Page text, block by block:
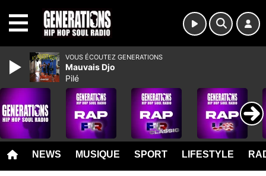
NEWS MUSIQUE SPORT LIFESTYLE
VOUS ÉCOUTEZ GENERATIONS
Mauvais Djo
Pilé